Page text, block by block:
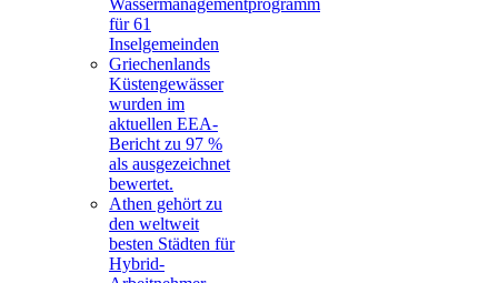
Wassermanagementprogramm
für 61
Inselgemeinden
Griechenlands
Küstengewässer
wurden im
aktuellen EEA-
Bericht zu 97 %
als ausgezeichnet
bewertet.
Athen gehört zu
den weltweit
besten Städten für
Hybrid-